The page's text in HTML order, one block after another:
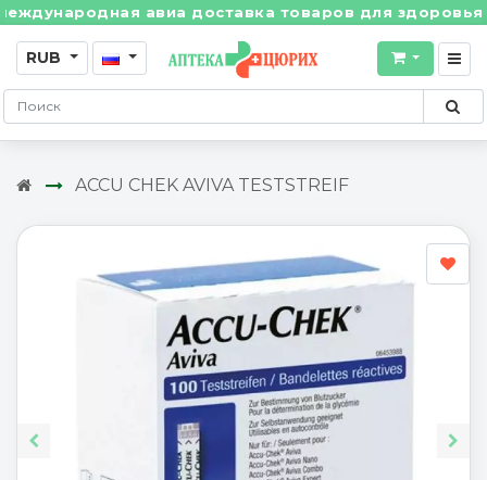
авиа доставка товаров для здоровья
RUB
ACCU CHEK AVIVA TESTSTREIF